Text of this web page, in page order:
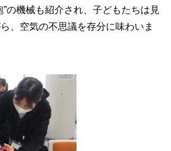
”の機械も紹介され、子どもたちは見
、空気の不思議を存分に味わいま